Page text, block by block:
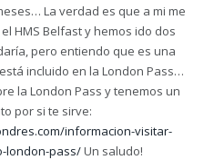
La verdad es que a mi me
HMS Belfast y hemos ido dos
pero entiendo que es una
incluido en la London Pass…
la London Pass y tenemos un
por si te sirve:
informacion-visitar-
london-pass/Un saludo!